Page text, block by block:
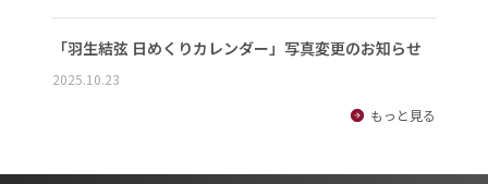
「羽生結弦 日めくりカレンダー」写真変更のお知らせ
2025.10.23
もっと見る